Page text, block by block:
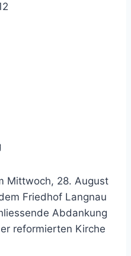
Mittwoch, 28. August
Friedhof Langnau
Abdankung
reformierten Kirche